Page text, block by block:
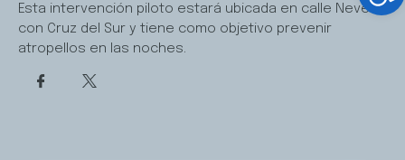
Esta intervención piloto estará ubicada en calle Nevería
con Cruz del Sur y tiene como objetivo prevenir
atropellos en las noches.